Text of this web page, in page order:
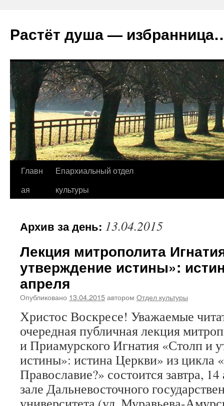
Растёт душа —
Перейти
Главн
ая
Епархиальный отдел
культуры
Архив за день: 13.04.2015
Лекция митрополита
утверждение истины»:
апреля
Опубликовано 13.04.2015автором Отдел культуры
Христос Воскресе! Уважаемые
очередная публичная лекция
и Приамурского Игнатия «Столп и
истины»: истина Церкви» из цикла
Православие?» состоится завтра,
зале Дальневосточного